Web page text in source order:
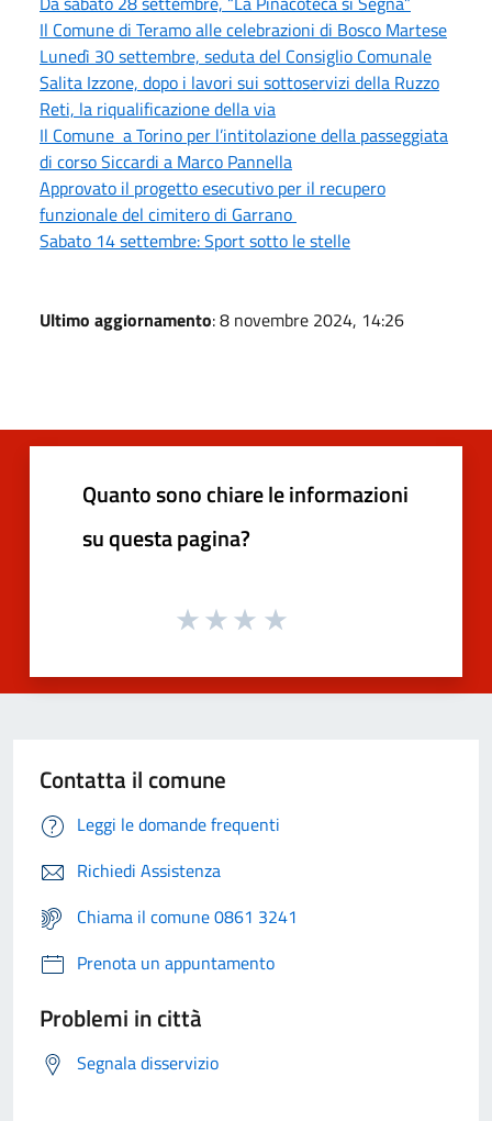
Il Comune di Teramo alle celebrazioni di Bosco Martese
Lunedì 30 settembre, seduta del Consiglio Comunale
Salita Izzone, dopo i lavori sui sottoservizi della Ruzzo
Reti, la riqualificazione della via
Il Comune a Torino per l’intitolazione della passeggiata
di corso Siccardi a Marco Pannella
Approvato il progetto esecutivo per il recupero
funzionale del cimitero di Garrano
Sabato 14 settembre: Sport sotto le stelle
Ultimo aggiornamento: 8 novembre 2024, 14:26
Quanto sono chiare le informazioni
su questa pagina?
Contatta il comune
Leggi le domande frequenti
Richiedi Assistenza
Chiama il comune 0861 3241
Prenota un appuntamento
Problemi in città
Segnala disservizio